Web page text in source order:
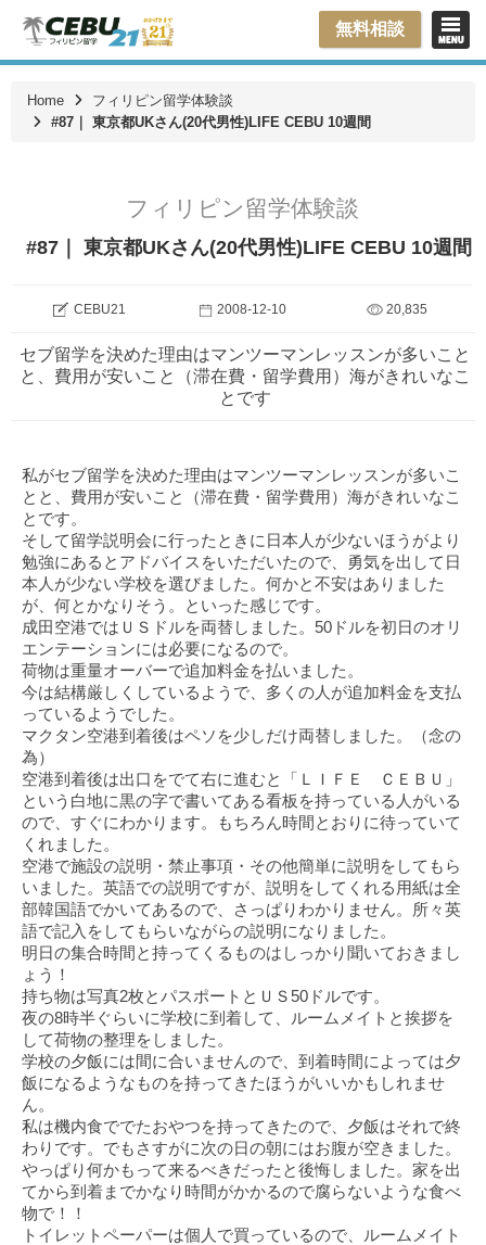
無料相談
Home
フィリピン留学体験談
#87｜ 東京都UKさん(20代男性)LIFE CEBU 10週間
フィリピン留学体験談
#87｜ 東京都UKさん(20代男性)LIFE CEBU 10週間
CEBU21 2008-12-10 20,835
セブ留学を決めた理由はマンツーマンレッスンが多いこと
と、費用が安いこと（滞在費・留学費用）海がきれいなこ
とです
私がセブ留学を決めた理由はマンツーマンレッスンが多いこ
とと、費用が安いこと（滞在費・留学費用）海がきれいなこ
とです。
そして留学説明会に行ったときに日本人が少ないほうがより
勉強にあるとアドバイスをいただいたので、勇気を出して日
本人が少ない学校を選びました。何かと不安はありました
が、何とかなりそう。といった感じです。
成田空港ではＵＳドルを両替しました。50ドルを初日のオリ
エンテーションには必要になるので。
荷物は重量オーバーで追加料金を払いました。
今は結構厳しくしているようで、多くの人が追加料金を支払
っているようでした。
マクタン空港到着後はペソを少しだけ両替しました。（念の
為）
空港到着後は出口をでて右に進むと「ＬＩＦＥ ＣＥＢＵ」
という白地に黒の字で書いてある看板を持っている人がいる
ので、すぐにわかります。もちろん時間とおりに待っていて
くれました。
空港で施設の説明・禁止事項・その他簡単に説明をしてもら
いました。英語での説明ですが、説明をしてくれる用紙は全
部韓国語でかいてあるので、さっぱりわかりません。所々英
語で記入をしてもらいながらの説明になりました。
明日の集合時間と持ってくるものはしっかり聞いておきまし
ょう！
持ち物は写真2枚とパスポートとＵＳ50ドルです。
夜の8時半ぐらいに学校に到着して、ルームメイトと挨拶を
して荷物の整理をしました。
学校の夕飯には間に合いませんので、到着時間によっては夕
飯になるようなものを持ってきたほうがいいかもしれませ
ん。
私は機内食ででたおやつを持ってきたので、夕飯はそれで終
わりです。でもさすがに次の日の朝にはお腹が空きました。
やっぱり何かもって来るべきだったと後悔しました。家を出
てから到着までかなり時間がかかるので腐らないような食べ
物で！！
トイレットペーパーは個人で買っているので、ルームメイト